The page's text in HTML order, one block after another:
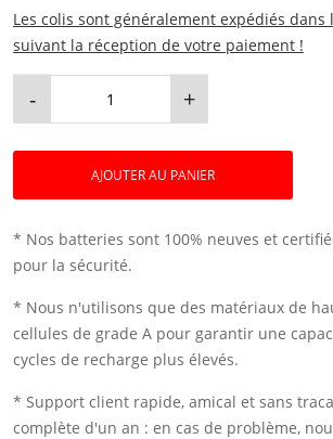
Les colis sont généralement expédiés dans
suivant la réception de votre paiement !
- +
AJOUTER AU PANIER
* Nos batteries sont 100% neuves et
pour la sécurité.
* Nous n'utilisons que des matériaux de
cellules de grade A pour garantir une
cycles de recharge plus élevés.
* Support client rapide, amical et sans
complète d'un an : en cas de problème,